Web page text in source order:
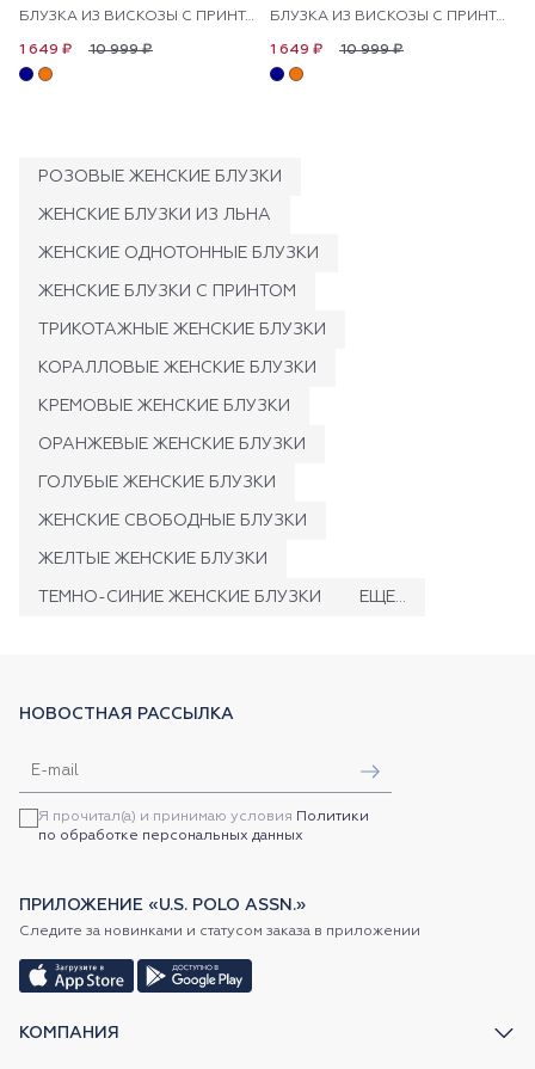
БЛУЗКА ИЗ ВИСКОЗЫ С ПРИНТОМ
10 999 ₽
1 649 ₽
БЛУЗКА ИЗ ВИСКОЗЫ С ПРИНТОМ
10 999 ₽
1 649 ₽
РОЗОВЫЕ ЖЕНСКИЕ БЛУЗКИ
ЖЕНСКИЕ БЛУЗКИ ИЗ ЛЬНА
ЖЕНСКИЕ ОДНОТОННЫЕ БЛУЗКИ
ЖЕНСКИЕ БЛУЗКИ С ПРИНТОМ
ТРИКОТАЖНЫЕ ЖЕНСКИЕ БЛУЗКИ
КОРАЛЛОВЫЕ ЖЕНСКИЕ БЛУЗКИ
КРЕМОВЫЕ ЖЕНСКИЕ БЛУЗКИ
ОРАНЖЕВЫЕ ЖЕНСКИЕ БЛУЗКИ
ГОЛУБЫЕ ЖЕНСКИЕ БЛУЗКИ
ЖЕНСКИЕ СВОБОДНЫЕ БЛУЗКИ
ЖЕЛТЫЕ ЖЕНСКИЕ БЛУЗКИ
ТЕМНО-СИНИЕ ЖЕНСКИЕ БЛУЗКИ ЕЩЕ...
КОМПАНИЯ
НОВОСТНАЯ РАССЫЛКА
Я прочитал(а) и принимаю условия Политики
по обработке персональных данных
ПРИЛОЖЕНИЕ «U.S. POLO ASSN.»
Следите за новинками и статусом заказа в приложении